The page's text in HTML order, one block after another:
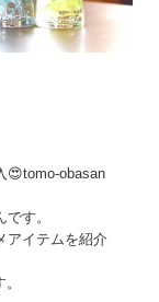
😍tomo-obasan
す。
アイテムを紹介